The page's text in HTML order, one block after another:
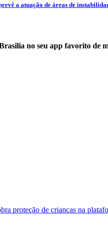
a atuação de áreas de
no seu app favorito de